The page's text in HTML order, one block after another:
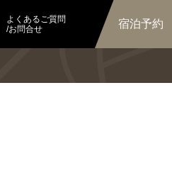
よくあるご質問
/お問合せ
宿泊予約